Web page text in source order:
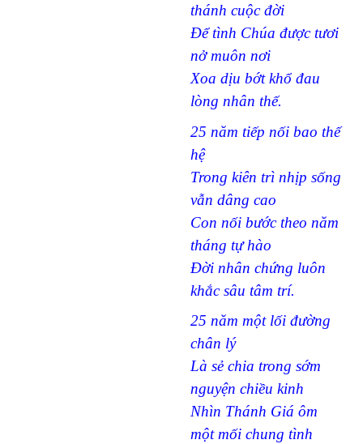
thánh cuộc đời
Để tình Chúa được tươi
nở muôn nơi
Xoa dịu bớt khổ đau
lòng nhân thế.
25 năm tiếp nối bao thế
hệ
Trong kiên trì nhịp sống
vẫn dâng cao
Con nối bước theo năm
tháng tự hào
Đời nhân chứng luôn
khắc sâu tâm trí.
25 năm một lối đường
chân lý
Là sẻ chia trong sớm
nguyện chiều kinh
Nhìn Thánh Giá ôm
một mối chung tình